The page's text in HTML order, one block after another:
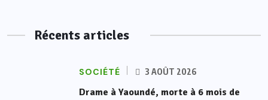
Récents articles
SOCIÉTÉ 3 AOÛT 2026
Drame à Yaoundé, morte à 6 mois de